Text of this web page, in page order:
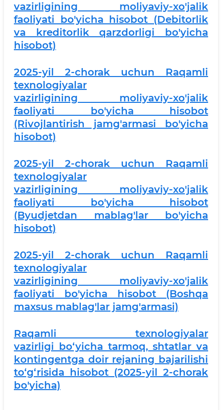
vazirligining moliyaviy-xo'jalik
faoliyati bo'yicha hisobot (Debitorlik
va kreditorlik qarzdorligi bo'yicha
hisobot)
2025-yil 2-chorak uchun Raqamli
texnologiyalar
vazirligining moliyaviy-xo'jalik
faoliyati bo'yicha hisobot
(Rivojlantirish jamg'armasi bo'yicha
hisobot)
2025-yil 2-chorak uchun Raqamli
texnologiyalar
vazirligining moliyaviy-xo'jalik
faoliyati bo'yicha hisobot
(Byudjetdan mablag'lar bo'yicha
hisobot)
2025-yil 2-chorak uchun Raqamli
texnologiyalar
vazirligining moliyaviy-xo'jalik
faoliyati bo'yicha hisobot (Boshqa
maxsus mablag'lar jamg'armasi)
Raqamli texnologiyalar
vazirligi bo‘yicha tarmoq, shtatlar va
kontingentga doir rejaning bajarilishi
to‘g‘risida hisobot (2025-yil 2-chorak
bo'yicha)